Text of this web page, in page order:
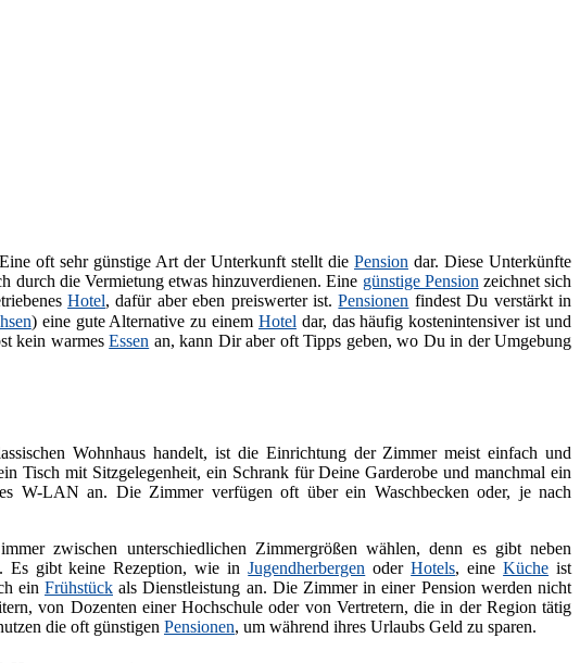
oft sehr günstige Art der Unterkunft stellt die Pension dar. Diese Unterkünfte
durch die Vermietung etwas hinzuverdienen. Eine günstige Pension zeichnet sich
Hotel, dafür aber eben preiswerter ist.Pensionen findest Du verstärkt in
) eine gute Alternative zu einem Hotel dar, das häufig kostenintensiver ist und
kein warmesEssen an, kann Dir aber oft Tipps geben, wo Du in der Umgebung
Wohnhaus handelt, ist die Einrichtung der Zimmer meist einfach und
Tisch mit Sitzgelegenheit, ein Schrank für Deine Garderobe und manchmal ein
W-LAN an. Die Zimmer verfügen oft über ein Waschbecken oder, je nach
zwischen unterschiedlichen Zimmergrößen wählen, denn es gibt neben
Es gibt keine Rezeption, wie inJugendherbergen oderHotels, eineKüche ist
ein Frühstück als Dienstleistung an. Die Zimmer in einer Pension werden nicht
von Dozenten einer Hochschule oder von Vertretern, die in der Region tätig
die oft günstigen Pensionen, um während ihres Urlaubs Geld zu sparen.